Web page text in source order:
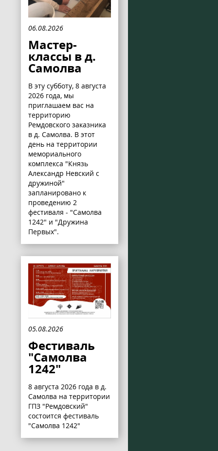
06.08.2026
Мастер-
классы в д.
Самолва
В эту субботу, 8 августа
2026 года, мы
приглашаем вас на
территорию
Ремдовского заказника
в д. Самолва. В этот
день на территории
мемориального
комплекса "Князь
Александр Невский с
дружиной"
запланировано к
проведению 2
фестиваля - "Самолва
1242" и "Дружина
Первых".
05.08.2026
Фестиваль
"Самолва
1242"
8 августа 2026 года в д.
Самолва на территории
ГПЗ "Ремдовский"
состоится фестиваль
"Самолва 1242"